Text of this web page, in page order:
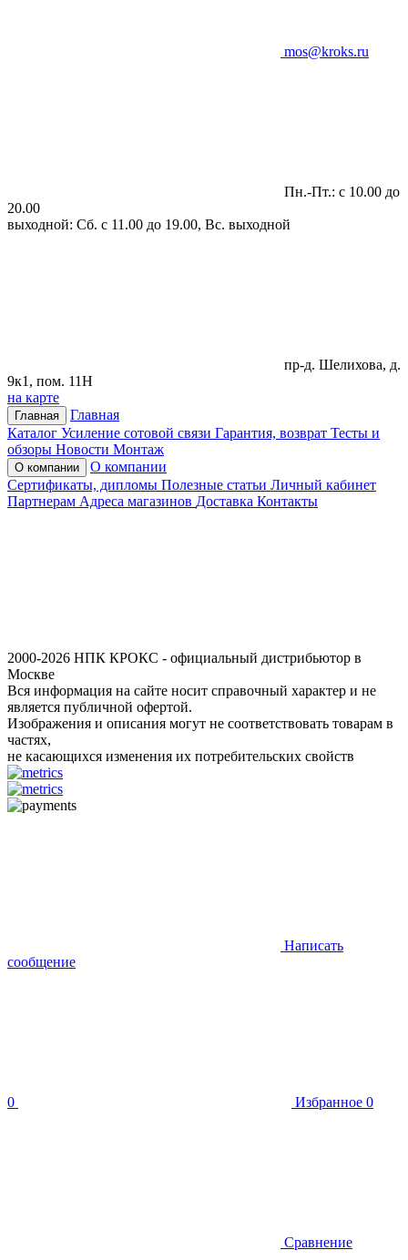
mos@kroks.ru
Пн.-Пт.: с 10.00 до
20.00
выходной: Сб. с 11.00 до 19.00, Вс. выходной
пр-д. Шелихова, д.
9к1, пом. 11Н
на карте
Главная
Главная
Каталог Усиление сотовой связи Гарантия, возврат Тесты и
обзоры Новости Монтаж
О компании
О компании
Сертификаты, дипломы Полезные статьи Личный кабинет
Партнерам Адреса магазинов Доставка Контакты
2000-2026 НПК КРОКС - официальный дистрибьютор в
Москве
Вся информация на сайте носит справочный характер и не
является публичной офертой.
Изображения и описания могут не соответствовать товарам в
частях,
не касающихся изменения их потребительских свойств
Написать
сообщение
0 Избранное 0
Сравнение